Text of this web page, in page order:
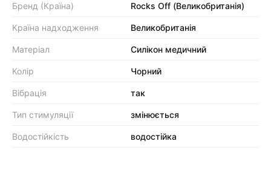
Бренд (Країна) Rocks Off (Великобританія)
Країна надходження Великобританія
Матеріал Силікон медичний
Колір Чорний
Вібрація так
Тип стимуляції змінюється
Водостійкість водостійка